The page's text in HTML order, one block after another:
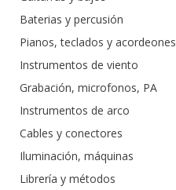
Baterias y percusión
Pianos, teclados y acordeones
Instrumentos de viento
Grabación, microfonos, PA
Instrumentos de arco
Cables y conectores
Iluminación, máquinas
Librería y métodos